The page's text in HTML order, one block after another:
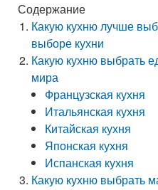
Содержание
Какую кухню лучше
выборе кухни
Какую кухню выбрать
мира
Французская кухня
Итальянская кухня
Китайская кухня
Японская кухня
Испанская кухня
Какую кухню выбрать